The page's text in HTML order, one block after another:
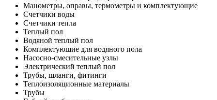
Манометры, оправы, термометры и комплектующие
Счетчики воды
Счетчики тепла
Теплый пол
Водяной теплый пол
Комплектующие для водяного пола
Насосно-смесительные узлы
Электрический теплый пол
Трубы, шланги, фитинги
Теплоизоляционные материалы
Трубы